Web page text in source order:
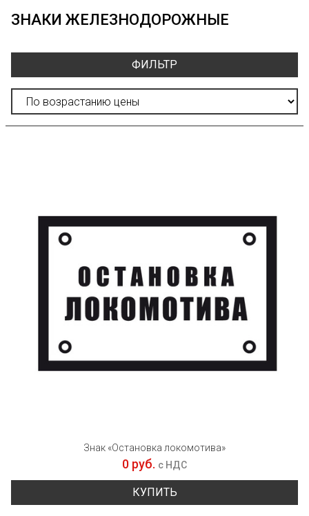
ЗНАКИ ЖЕЛЕЗНОДОРОЖНЫЕ
ФИЛЬТР
Знак «Остановка локомотива»
0 руб. с НДС
КУПИТЬ